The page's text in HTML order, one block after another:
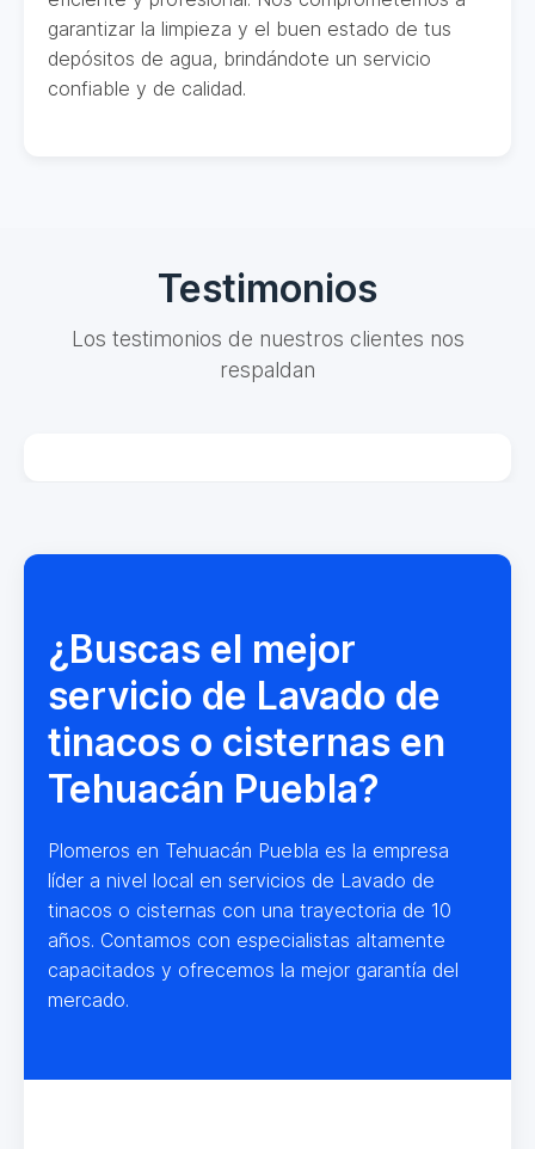
garantizar la limpieza y el buen estado de tus
depósitos de agua, brindándote un servicio
confiable y de calidad.
Testimonios
Los testimonios de nuestros clientes nos
respaldan
¿Buscas el mejor
servicio de Lavado de
tinacos o cisternas en
Tehuacán Puebla?
Plomeros en Tehuacán Puebla es la empresa
líder a nivel local en servicios de Lavado de
tinacos o cisternas con una trayectoria de 10
años. Contamos con especialistas altamente
capacitados y ofrecemos la mejor garantía del
mercado.